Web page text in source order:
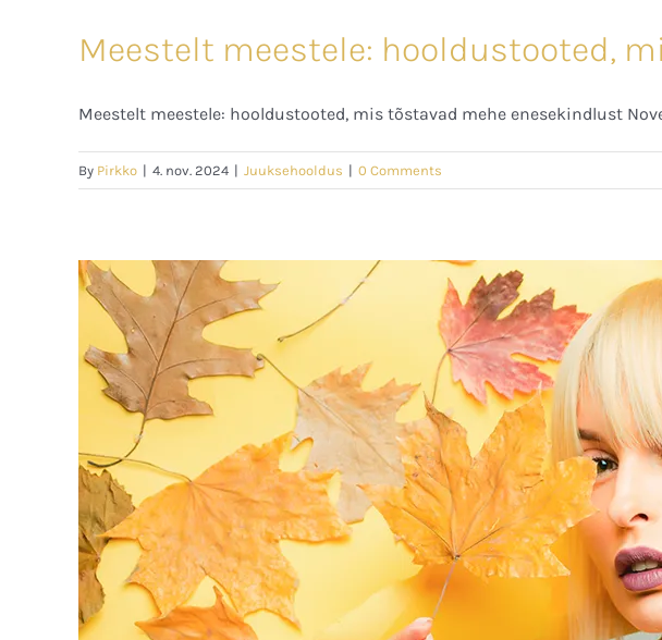
Meestelt meestele: hooldustooted,
Meestelt meestele: hooldustooted, mis tõstavad mehe enesekindlust
By Pirkko | 4. nov. 2024 | Juuksehooldus | 0 Comments